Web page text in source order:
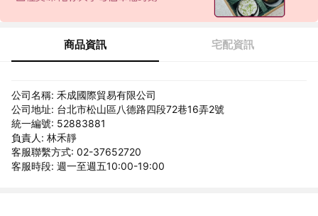
商品資訊 宅配資訊
公司名稱: 禾成國際貿易有限公司
公司地址: 台北市松山區八德路四段72巷16弄2號
統一編號: 52883881
負責人: 林禾靜
客服聯繫方式: 02-37652720
客服時段: 週一至週五10:00-19:00